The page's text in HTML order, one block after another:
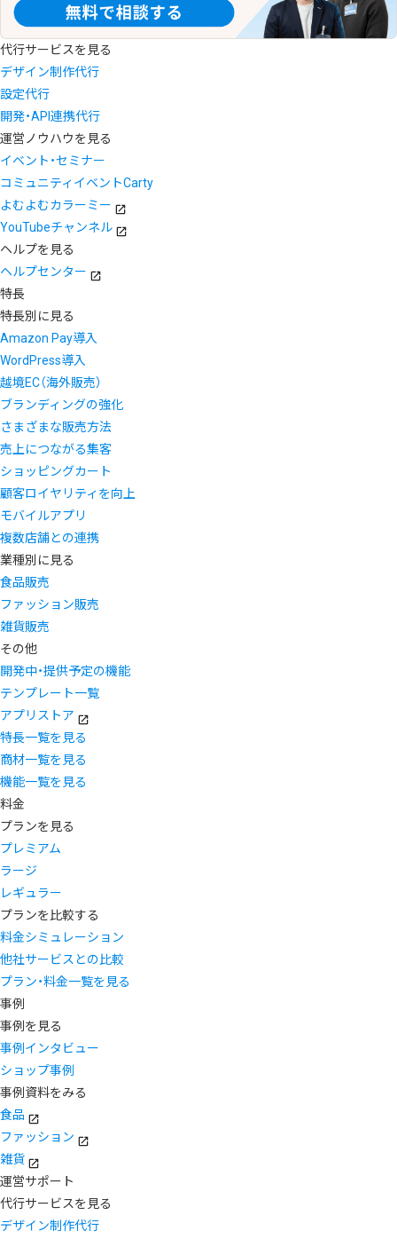
代行サービスを見る
デザイン制作代行
設定代行
開発・API連携代行
運営ノウハウを見る
イベント・セミナー
コミュニティイベントCarty
よむよむカラーミー
YouTubeチャンネル
ヘルプを見る
ヘルプセンター
特長
特長別に見る
Amazon Pay導入
WordPress導入
越境EC（海外販売）
ブランディングの強化
さまざまな販売方法
売上につながる集客
ショッピングカート
顧客ロイヤリティを向上
モバイルアプリ
複数店舗との連携
業種別に見る
食品販売
ファッション販売
雑貨販売
その他
開発中・提供予定の機能
テンプレート一覧
アプリストア
特長一覧を見る
商材一覧を見る
機能一覧を見る
料金
プランを見る
プレミアム
ラージ
レギュラー
プランを比較する
料金シミュレーション
他社サービスとの比較
プラン・料金一覧を見る
事例
事例を見る
事例インタビュー
ショップ事例
事例資料をみる
食品
ファッション
雑貨
運営サポート
代行サービスを見る
デザイン制作代行